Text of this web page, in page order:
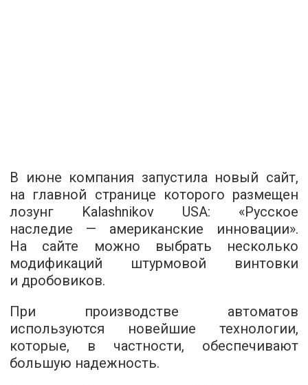
В июне компания запустила новый сайт,
на главной странице которого размещен
лозунг Kalashnikov USA: «Русское
наследие — американские инновации».
На сайте можно выбрать несколько
модификаций штурмовой винтовки
и дробовиков.
При производстве автоматов
используются новейшие технологии,
которые, в частности, обеспечивают
большую надежность.